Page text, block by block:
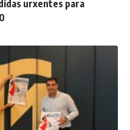
urxentes para